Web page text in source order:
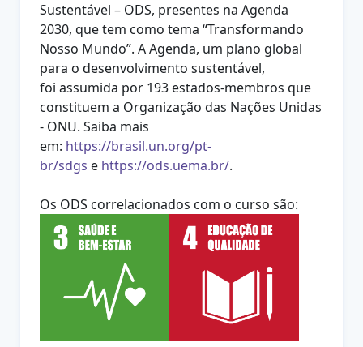
Sustentável – ODS, presentes na Agenda
2030, que tem como tema “Transformando
Nosso Mundo”. A Agenda, um plano global
para o desenvolvimento sustentável,
foiassumida por 193 estados-membros que
constituem a Organização das Nações Unidas
- ONU. Saiba mais
em: https://brasil.un.org/pt-
br/sdgs e https://ods.uema.br/.
Os ODS correlacionados com o curso são: